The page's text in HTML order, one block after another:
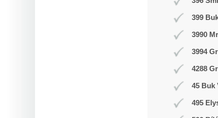
399
3990
3994
4288
45 Buk
495